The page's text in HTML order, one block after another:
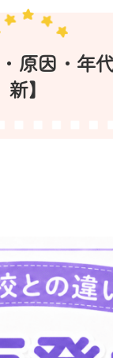
原因・年
新】